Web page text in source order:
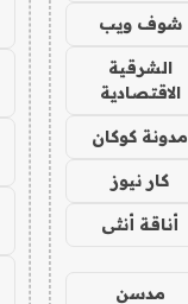
شوف ويب
الشرقية
الاقتصادية
مدونة كوكان
كار نيوز
أناقة أنثى
مدسن